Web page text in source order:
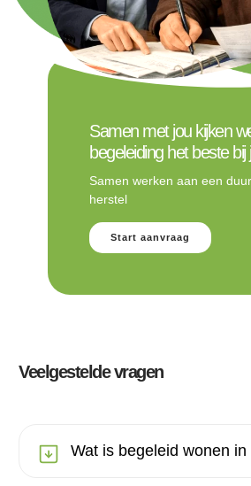
Samen met jou kijken
begeleiding het beste bij
Samen werken aan een
herstel
Start aanvraag
Veelgestelde vragen
Wat is begeleid wonen